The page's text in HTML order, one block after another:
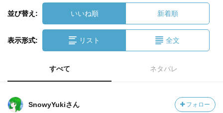
並び替え: いいね順 新着順
表示形式: リスト 全文
すべて ネタバレ
SnowyYukiさん フォロー